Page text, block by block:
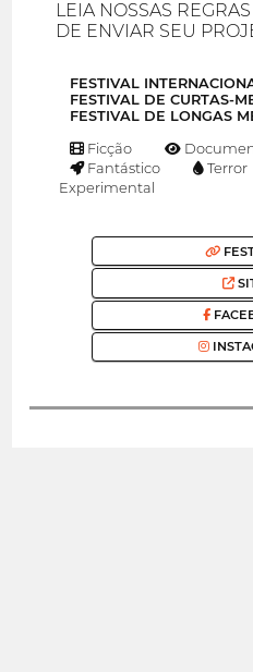
LEIA NOSSAS
DE ENVIAR SEU
FESTIVAL
FESTIVAL DE CURTAS-
FESTIVAL DE LONGAS
Ficção
Fantástico
Terror
Experimental